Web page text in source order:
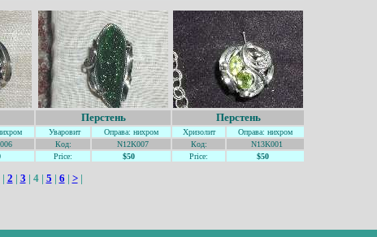
Перстень Перстень
Уваровит Оправа: нихром Хризолит
Оправа: нихром
Код: N12K007 Код:
N13K001
Price: $50 Price: $50
| 2 | 3 | 4 | 5 | 6 | >|